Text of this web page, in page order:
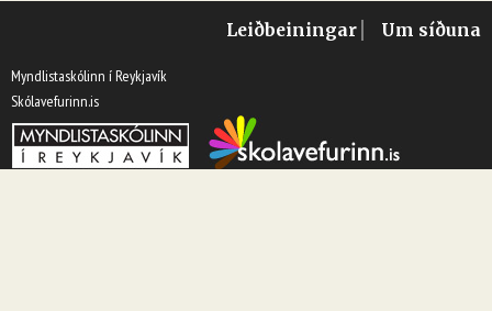
Leiðbeiningar Um síðuna
Myndlistaskólinn í Reykjavík
Skólavefurinn.is